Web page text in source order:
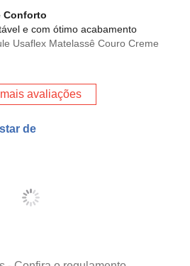
Conforto
e com ótimo acabamento
Usaflex Matelassê Couro Creme
avaliações
de